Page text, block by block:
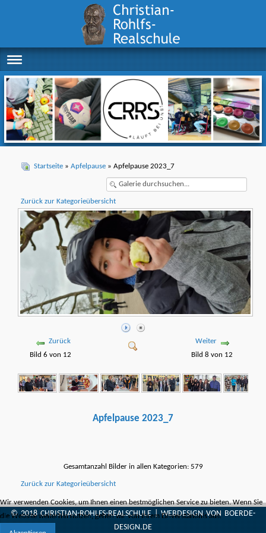
Startseite » Apfelpause » Apfelpause 2023_7
Zurück zur Kategorieübersicht
Zurück
Bild 6 von 12
Weiter
Bild 8 von 12
Apfelpause 2023_7
Gesamtanzahl Bilder in allen Kategorien: 579
Zurück zur Kategorieübersicht
© 2018CHRISTIAN-ROHLFS-REALSCHULE| WEBDESIGN VONBOERDE-
DESIGN.DE
Wir verwenden Cookies, um Ihnen einen bestmöglichen Service zu bieten. Wenn Sie
die Website weiterhin nutzen, gehen wir von Ihrem Einverständnis aus.